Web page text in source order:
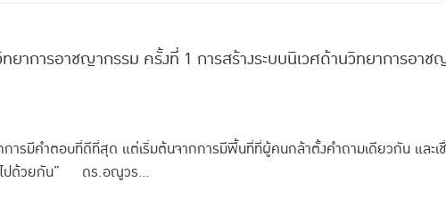
ยาการอาชญากรรม ครั้งที่ 1 การสร้างระบบนิเวศด้านวิทยาการอาช
กการมีคำตอบที่ดีที่สุด แต่เริ่มต้นจากการมีพื้นที่ที่ผู้คนกล้าตั้งคำถามเดียวกัน และเ
ำไปด้วยกัน” ดร.อณูวร...